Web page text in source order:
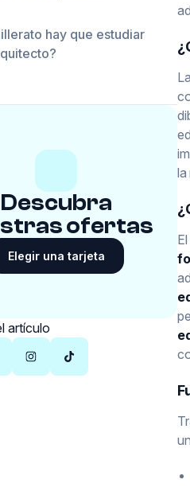
hay que estudiar
Descubra
ofertas
Elegir una tarjeta
artículo
la